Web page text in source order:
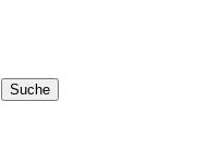
Suche